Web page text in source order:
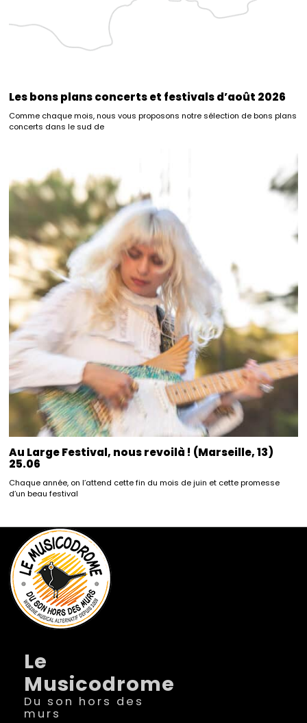
Les bons plans concerts et festivals d’août 2026
Comme chaque mois, nous vous proposons notre sélection de bons plans
concerts dans le sud de
Au Large Festival, nous revoilà ! (Marseille, 13)
25.06
Chaque année, on l’attend cette fin du mois de juin et cette promesse
d’un beau festival
Le
Musicodrome
Du son hors des
murs